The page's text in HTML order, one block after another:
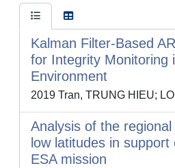
Kalman Filter-Based
for Integrity Monitoring
Environment
2019 Tran, TRUNG HIEU;
Analysis of the
low latitudes in
ESA mission